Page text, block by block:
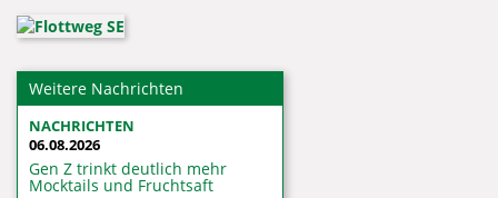
Weitere Nachrichten
NACHRICHTEN
06.08.2026
Gen Z trinkt deutlich mehr
Mocktails und Fruchtsaft